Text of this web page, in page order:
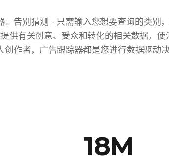
。告别猜测 - 只需输入您想要查询的类别
供有关创意、受众和转化的相关数据，
创作者，广告跟踪器都是您进行数据驱动
18M